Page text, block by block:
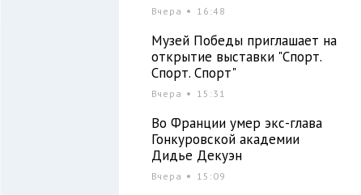
Вчера 16:48
Музей Победы приглашает на
открытие выставки "Спорт.
Спорт. Спорт"
Вчера 15:31
Во Франции умер экс-глава
Гонкуровской академии
Дидье Декуэн
Вчера 15:09